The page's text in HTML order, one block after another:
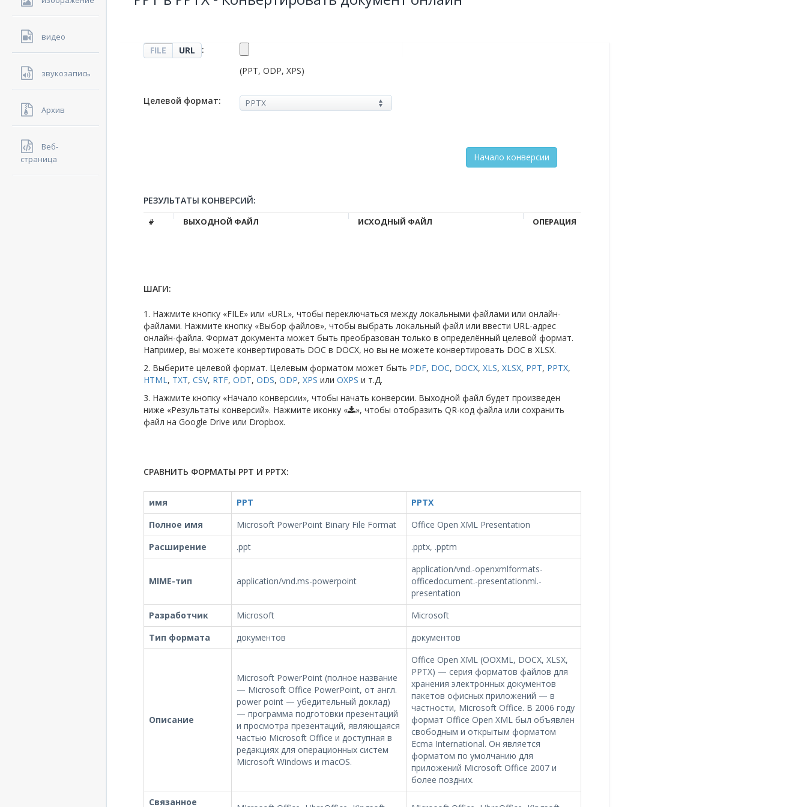
видео
звукозапись
Архив
Веб-
страница
FILE URL
:
(PPT, ODP, XPS)
Целевой формат:
РЕЗУЛЬТАТЫ КОНВЕРСИЙ:
# ВЫХОДНОЙ ФАЙЛ ИСХОДНЫЙ ФАЙЛ ОПЕРАЦИЯ
ШАГИ:
1. Нажмите кнопку «FILE» или «URL», чтобы переключаться между локальными файлами или онлайн-
файлами. Нажмите кнопку «Выбор файлов», чтобы выбрать локальный файл или ввести URL-адрес
онлайн-файла. Формат документа может быть преобразован только в определённый целевой формат.
Например, вы можете конвертировать DOC в DOCX, но вы не можете конвертировать DOC в XLSX.
2. Выберите целевой формат. Целевым форматом может быть PDF, DOC, DOCX, XLS, XLSX, PPT, PPTX,
HTML, TXT, CSV, RTF, ODT, ODS, ODP, XPS или OXPS и т.Д.
3. Нажмите кнопку «Начало конверсии», чтобы начать конверсии. Выходной файл будет произведен
ниже «Результаты конверсий». Нажмите иконку «
», чтобы отобразить QR-код файла или сохранить
файл на Google Drive или Dropbox.
СРАВНИТЬ ФОРМАТЫ PPT И PPTX:
имя PPT
PPTX
Полное имя
Microsoft PowerPoint Binary File Format
Office Open XML Presentation
Расширение
.ppt .pptx, .pptm
MIME-тип application/vnd.ms-powerpoint
application/vnd.-openxmlformats-
officedocument.-presentationml.-
presentation
Разработчик
Microsoft
Microsoft
Тип формата
документов документов
Описание
Microsoft PowerPoint (полное название
— Microsoft Office PowerPoint, от англ.
power point — убедительный доклад)
— программа подготовки презентаций
и просмотра презентаций, являющаяся
частью Microsoft Office и доступная в
редакциях для операционных систем
Microsoft Windows и macOS.
Office Open XML (OOXML, DOCX, XLSX,
PPTX) — серия форматов файлов для
хранения электронных документов
пакетов офисных приложений — в
частности, Microsoft Office. В 2006 году
формат Office Open XML был объявлен
свободным и открытым форматом
Ecma International. Он является
форматом по умолчанию для
приложений Microsoft Office 2007 и
более поздних.
Связанное